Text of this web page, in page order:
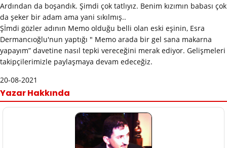
Ardından da boşandık. Şimdi çok tatlıyız. Benim kızımın babası çok
da şeker bir adam ama yani sıkılmış..
Şİmdi gözler adının Memo olduğu belli olan eski eşinin, Esra
Dermancıoğlu'nun yaptığı " Memo arada bir gel sana makarna
yapayım” davetine nasıl tepki vereceğini merak ediyor. Gelişmeleri
takipçilerimizle paylaşmaya devam edeceğiz.
20-08-2021
Yazar Hakkında